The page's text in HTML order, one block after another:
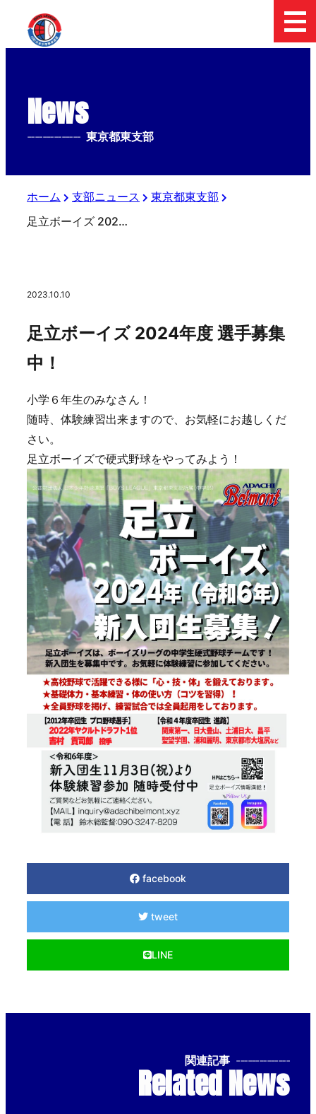
News
-------------- 東京都東支部
ホーム 支部ニュース
東京都東支部
足立ボーイズ 2024年度 選手募集中！
2023.10.10
足立ボーイズ 2024年度 選手募集
中！
小学６年生のみなさん！
随時、体験練習出来ますので、お気軽にお越しくだ
さい。
足立ボーイズで硬式野球をやってみよう！
facebook
tweet
LINE
関連記事 --------------
Related News